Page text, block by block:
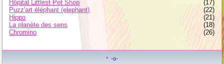
Hôpital Littlest Pet Shop
(17)
Puzz'art éléphant (elephant)
(22)
Hippo
(21)
La planète des sens
(18)
Chromino
(26)
-o-